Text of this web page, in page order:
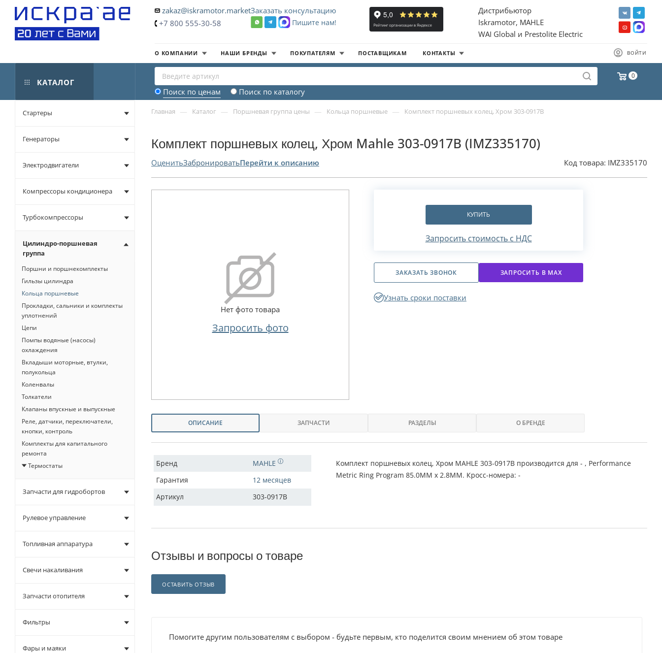
zakaz@iskramotor.market
+7 800 555-30-58
Заказать консультацию
Пишите нам!
Дистрибьютор
Iskramotor, MAHLE
WAI Global и Prestolite Electric
ВОЙТИ
О КОМПАНИИ НАШИ БРЕНДЫ ПОКУПАТЕЛЯМ ПОСТАВЩИКАМ КОНТАКТЫ
0
КАТАЛОГ
Поиск по ценам Поиск по каталогу
Главная — Каталог — Поршневая группа цены — Кольца поршневые — Комплект поршневых колец, Хром 303-0917B
Комплект поршневых колец, Хром Mahle 303-0917B (IMZ335170)
ОценитьЗабронироватьПерейти к описанию Код товара: IMZ335170
Нет фото товара
Запросить фото
КУПИТЬ
Запросить стоимость с НДС
ЗАКАЗАТЬ ЗВОНОК ЗАПРОСИТЬ В МАХ
Узнать сроки поставки
ОПИСАНИЕ ЗАПЧАСТИ РАЗДЕЛЫ О БРЕНДЕ
Бренд
MAHLE
Гарантия
12 месяцев
Артикул
303-0917B
Комплект поршневых колец, Хром MAHLE 303-0917B производится для - , Performance
Metric Ring Program 85.0MM x 2.8MM. Кросс-номера: -
Отзывы и вопросы о товаре
ОСТАВИТЬ ОТЗЫВ
Помогите другим пользователям с выбором - будьте первым, кто поделится своим мнением об этом товаре
Стартеры
Генераторы
Электродвигатели
Компрессоры кондиционера
Турбокомпрессоры
Цилиндро-поршневая
группа
Поршни и поршнекомплекты
Гильзы цилиндра
Кольца поршневые
Прокладки, сальники и комплекты
уплотнений
Цепи
Помпы водяные (насосы)
охлаждения
Вкладыши моторные, втулки,
полукольца
Коленвалы
Толкатели
Клапаны впускные и выпускные
Реле, датчики, переключатели,
кнопки, контроль
Комплекты для капитального
ремонта
Термостаты
Запчасти для гидробортов
Рулевое управление
Топливная аппаратура
Свечи накаливания
Запчасти отопителя
Фильтры
Фары и маяки